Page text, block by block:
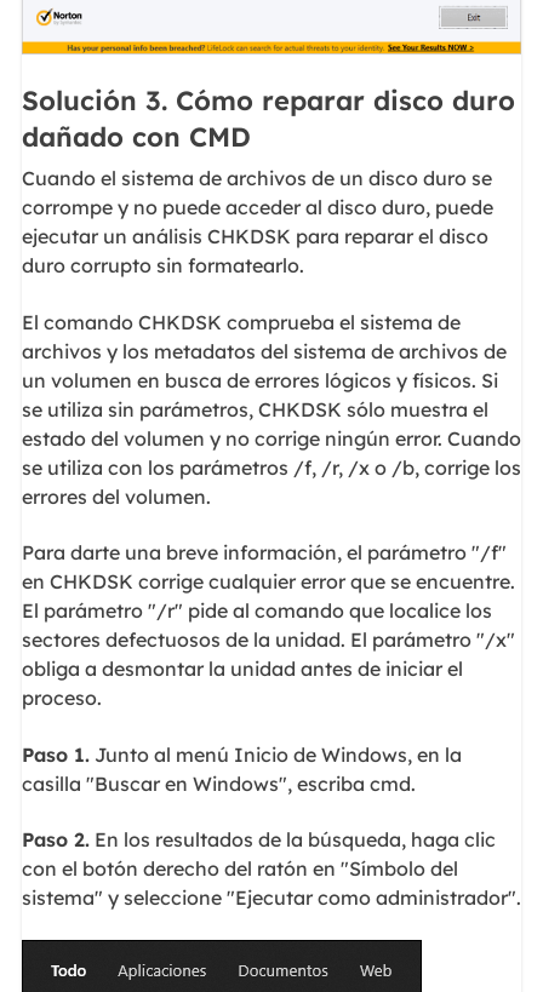
Solución 3. Cómo reparar disco duro
dañado con CMD
Cuando el sistema de archivos de un disco duro se
corrompe y no puede acceder al disco duro, puede
ejecutar un análisis CHKDSK para reparar el disco
duro corrupto sin formatearlo.
El comando CHKDSK comprueba el sistema de
archivos y los metadatos del sistema de archivos de
un volumen en busca de errores lógicos y físicos. Si
se utiliza sin parámetros, CHKDSK sólo muestra el
estado del volumen y no corrige ningún error. Cuando
se utiliza con los parámetros /f, /r, /x o /b, corrige los
errores del volumen.
Para darte una breve información, el parámetro "/f"
en CHKDSK corrige cualquier error que se encuentre.
El parámetro "/r" pide al comando que localice los
sectores defectuosos de la unidad. El parámetro "/x"
obliga a desmontar la unidad antes de iniciar el
proceso.
Paso 1.Junto al menú Inicio de Windows, en la
casilla "Buscar en Windows", escriba cmd.
Paso 2.En los resultados de la búsqueda, haga clic
con el botón derecho del ratón en "Símbolo del
sistema" y seleccione "Ejecutar como administrador".